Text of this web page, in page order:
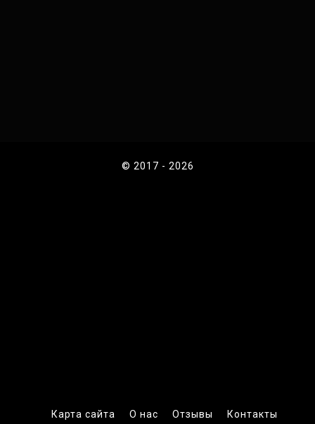
© 2017 - 2026
Карта сайта О нас Отзывы Контакты